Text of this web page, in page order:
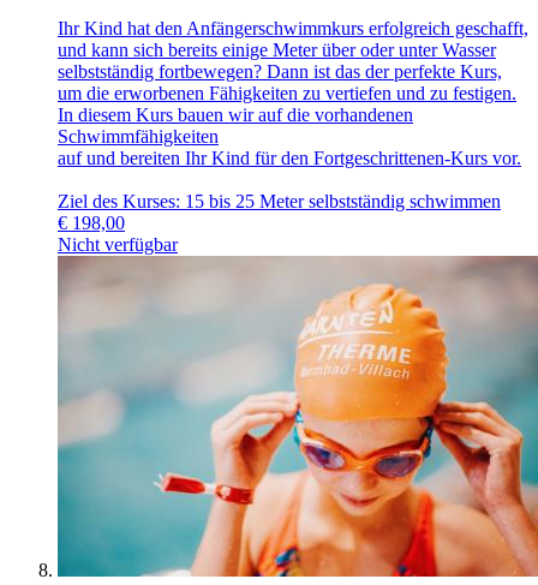
Ihr Kind hat den Anfängerschwimmkurs erfolgreich geschafft,
und kann sich bereits einige Meter über oder unter Wasser
selbstständig fortbewegen? Dann ist das der perfekte Kurs,
um die erworbenen Fähigkeiten zu vertiefen und zu festigen.
In diesem Kurs bauen wir auf die vorhandenen
Schwimmfähigkeiten
auf und bereiten Ihr Kind für den Fortgeschrittenen-Kurs vor.
Ziel des Kurses: 15 bis 25 Meter selbstständig schwimmen
€ 198,00
Nicht verfügbar